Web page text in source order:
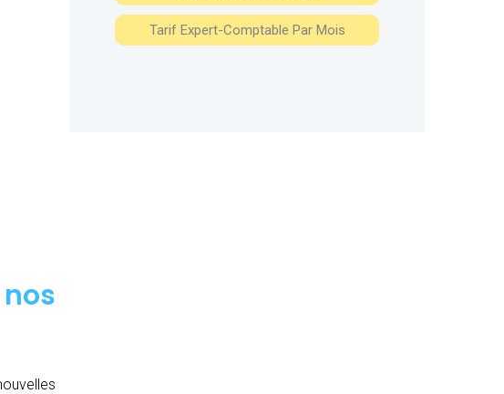
Tarif Expert-Comptable Par Mois